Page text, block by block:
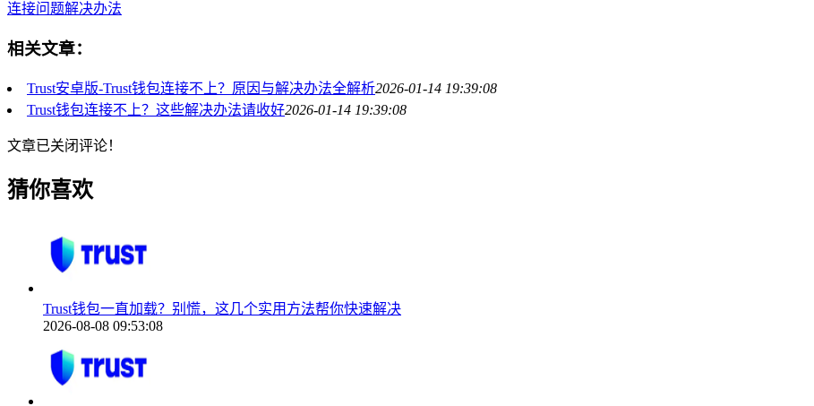
连接问题解决办法
相关文章：
Trust安卓版-Trust钱包连接不上？原因与解决办法全解析2026-01-14 19:39:08
Trust钱包连接不上？这些解决办法请收好2026-01-14 19:39:08
文章已关闭评论！
猜你喜欢
Trust钱包一直加载？别慌，这几个实用方法帮你快速解决
2026-08-08 09:53:08